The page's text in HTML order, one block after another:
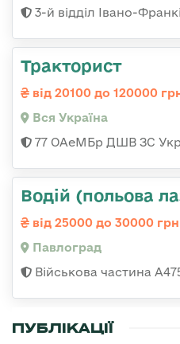
3-й відділ Івано-
Тракторист
від 20100 до 120000
Вся Україна
77 ОАеМБр ДШВ ЗС
Водій (польова
від 25000 до 30000 грн
Павлоград
Військова частина
ПУБЛІКАЦІЇ